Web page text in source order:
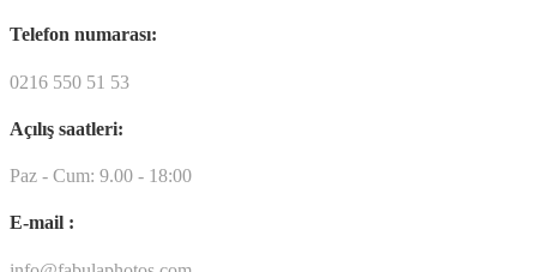
Telefon numarası:
0216 550 51 53
Açılış saatleri:
Paz - Cum: 9.00 - 18:00
E-mail :